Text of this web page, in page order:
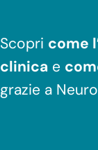
Scopri come
clinica e
grazie a